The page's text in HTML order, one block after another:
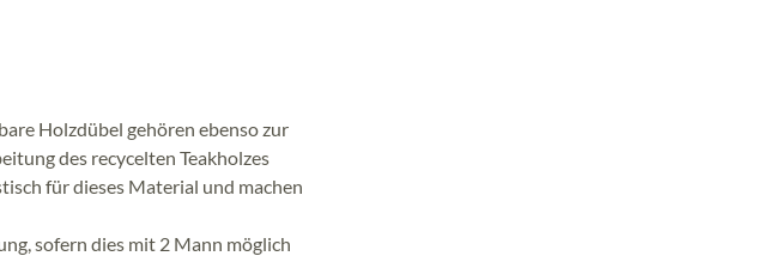
Holzdübel gehören ebenso zur
des recycelten Teakholzes
für dieses Material und machen
sofern dies mit 2 Mann möglich